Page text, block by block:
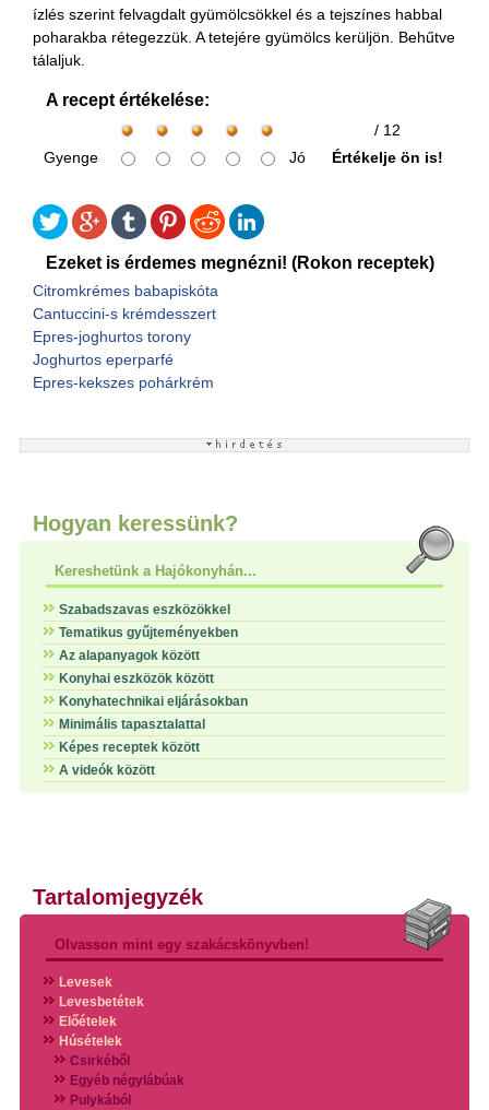
ízlés szerint felvagdalt gyümölcsökkel és a tejszínes habbal
poharakba rétegezzük. A tetejére gyümölcs kerüljön. Behűtve
tálaljuk.
A recept értékelése:
/ 12
Gyenge
Jó Értékelje ön is!
Ezeket is érdemes megnézni! (Rokon receptek)
Citromkrémes babapiskóta
Cantuccini-s krémdesszert
Epres-joghurtos torony
Joghurtos eperparfé
Epres-kekszes pohárkrém
Hogyan keressünk?
Kereshetünk a Hajókonyhán...
Szabadszavas eszközökkel
Tematikus gyűjteményekben
Az alapanyagok között
Konyhai eszközök között
Konyhatechnikai eljárásokban
Minimális tapasztalattal
Képes receptek között
A videók között
Tartalomjegyzék
Olvasson mint egy szakácskönyvben!
Levesek
Levesbetétek
Előételek
Húsételek
Csirkéből
Egyéb négylábúak
Pulykából